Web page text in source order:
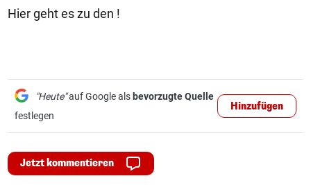
Hier geht es zu den !
"Heute"auf Google als bevorzugte Quelle
festlegen
Hinzufügen
Jetzt kommentieren